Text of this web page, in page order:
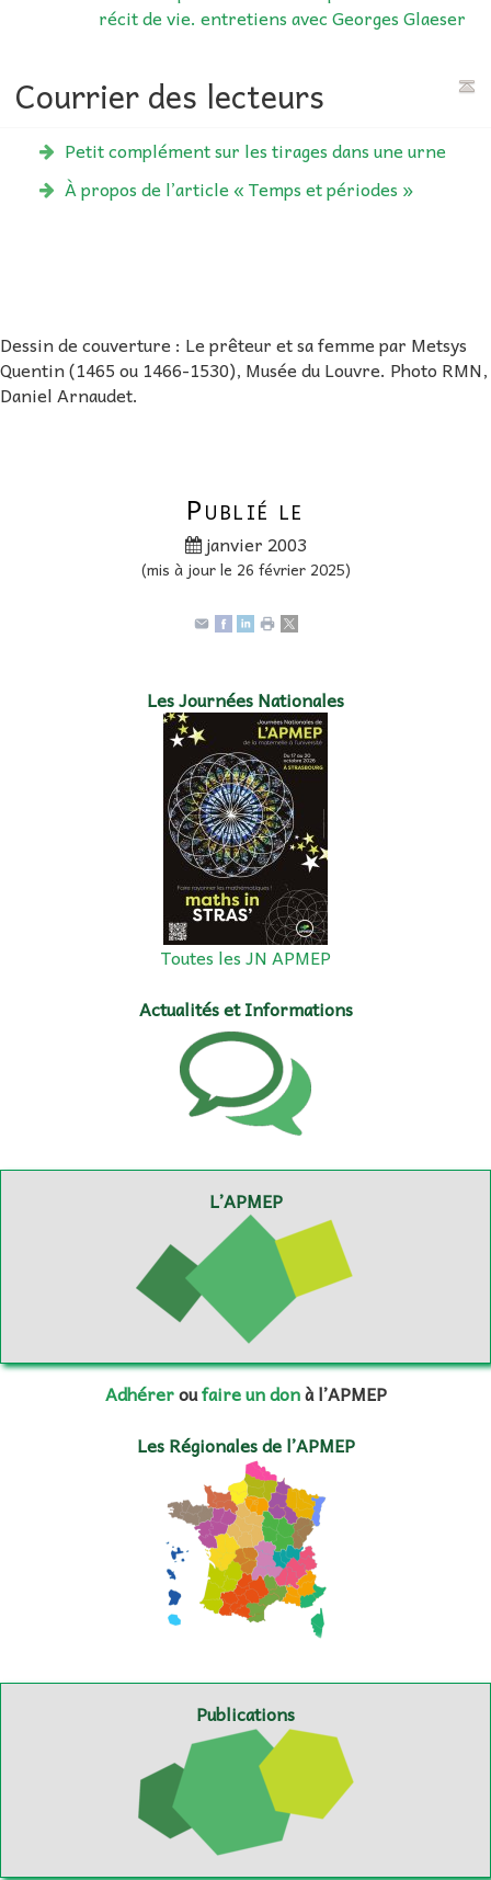
récit de vie. entretiens avec Georges Glaeser
Courrier des lecteurs
Petit complément sur les tirages dans une urne
À propos de l’article « Temps et périodes »
Dessin de couverture : Le prêteur et sa femme par Metsys
Quentin (1465 ou 1466-1530), Musée du Louvre. Photo RMN,
Daniel Arnaudet.
Publié le
janvier 2003
(mis à jour le 26 février 2025)
Les Journées Nationales
Toutes les JN APMEP
Actualités et Informations
L’APMEP
Adhéreroufaire un donà l’APMEP
Les Régionales de l’APMEP
Publications